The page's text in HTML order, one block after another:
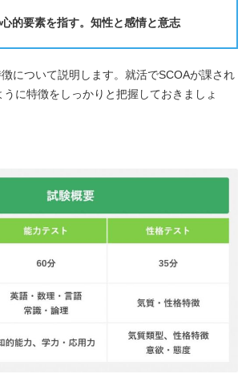
的要素を指す。知性と感情と意志
について説明します。就活でSCOAが課され
に特徴をしっかりと把握しておきましょ